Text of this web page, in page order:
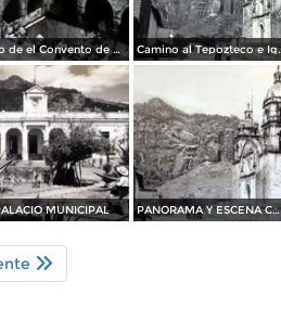
Patio de el Convento de La Iglesia Dominicana Camino
MUNICIPAL PANORAMA Y ESCENA CALLEJERA